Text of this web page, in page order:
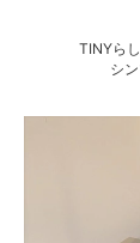
TINYら
シ